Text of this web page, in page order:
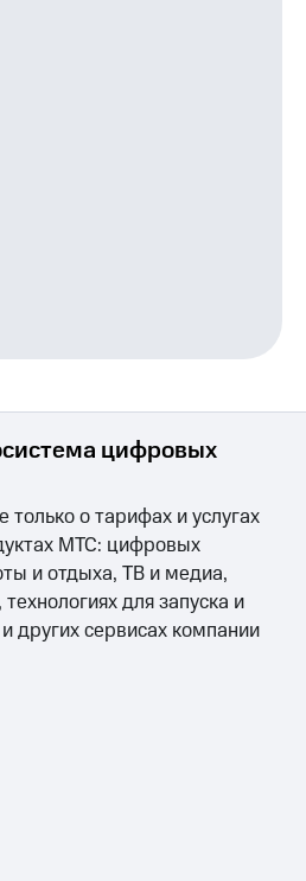
цифровых
только о тарифах и услугах
МТС: цифровых
и отдыха, ТВ и медиа,
для запуска и
других сервисах компании